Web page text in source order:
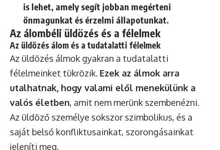
is lehet, amely segít jobban megérteni
önmagunkat és érzelmi állapotunkat.
Az álombéli üldözés és a félelmek
Az üldözés álom és a tudatalatti félelmek
Az üldözés álmok gyakran a tudatalatti
félelmeinket tükrözik. Ezek az álmok arra
utalhatnak, hogy valami elől menekülünk a
valós életben, amit nem merünk szembenézni.
Az üldöző személye sokszor szimbolikus, és a
saját belső konfliktusainkat, szorongásainkat
jeleníti meg.